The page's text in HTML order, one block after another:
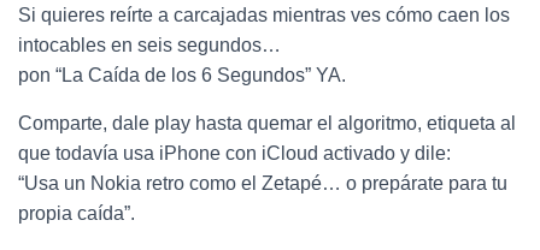
Si quieres reírte a carcajadas mientras ves cómo caen los
intocables en seis segundos…
pon “La Caída de los 6 Segundos” YA.
Comparte, dale play hasta quemar el algoritmo, etiqueta al
que todavía usa iPhone con iCloud activado y dile:
“Usa un Nokia retro como el Zetapé… o prepárate para tu
propia caída”.